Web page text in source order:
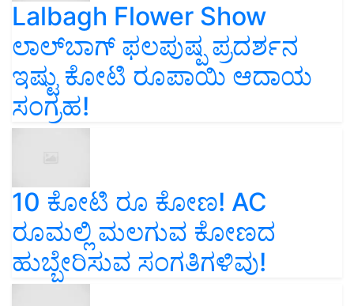
Lalbagh Flower Show
ಲಾಲ್‌ಬಾಗ್ ಫಲಪುಷ್ಪ ಪ್ರದರ್ಶನ
ಇಷ್ಟು ಕೋಟಿ ರೂಪಾಯಿ ಆದಾಯ
ಸಂಗ್ರಹ!
10 ಕೋಟಿ ರೂ ಕೋಣ! AC
ರೂಮಲ್ಲಿ ಮಲಗುವ ಕೋಣದ
ಹುಬ್ಬೇರಿಸುವ ಸಂಗತಿಗಳಿವು!